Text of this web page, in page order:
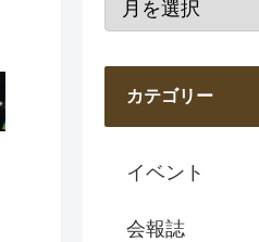
カテゴリー
イベント
会報誌